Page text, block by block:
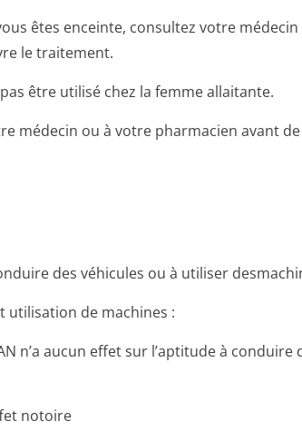
êtes enceinte, consultez votre
le traitement.
être utilisé chez la femme allaitante.
médecin ou à votre pharmacien avant
des véhicules ou à utiliser
utilisation de machines :
n’a aucun effet sur l’aptitude à
notoire